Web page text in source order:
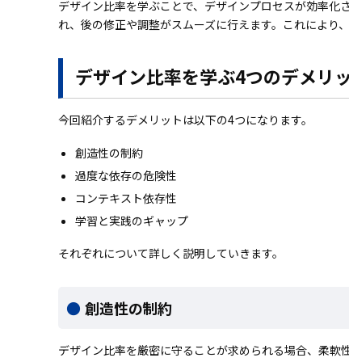
デザイン比率を学ぶことで、デザインプロセスが効率
れ、後の修正や調整がスムーズに行えます。これにより
デザイン比率を学ぶ4つのデメリ
今回紹介するデメリットは以下の4つになります。
創造性の制約
過度な依存の危険性
コンテキスト依存性
学習と実践のギャップ
それぞれについて詳しく説明していきます。
創造性の制約
デザイン比率を厳密に守ることが求められる場合、柔軟